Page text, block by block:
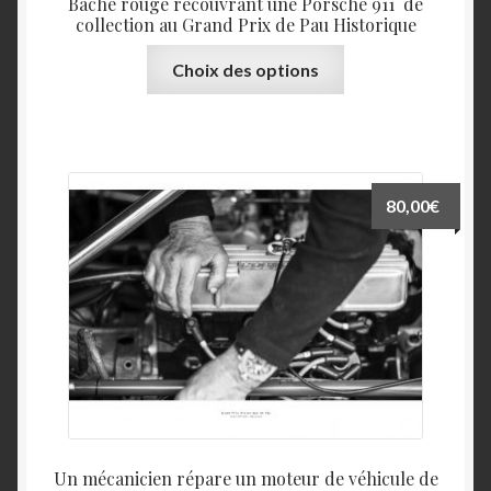
collection au Grand Prix de Pau Historique
Choix des options
variations.
Les
options
peuvent
être
choisies
sur
la
page
produit
Un mécanicien répare un moteur de véhicule de
80,00€